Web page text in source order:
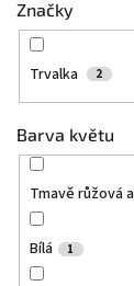
Značky
Trvalka 2
Barva květu
Tmavě růžová
Bílá 1